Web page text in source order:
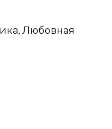
Любовная